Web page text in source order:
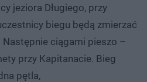
jeziora Długiego, przy
biegu będą zmierzać
ciągami pieszo –
przy Kapitanacie. Bieg
pętla,